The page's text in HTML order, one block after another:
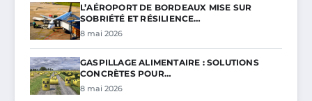
L’AÉROPORT DE BORDEAUX MISE SUR
SOBRIÉTÉ ET RÉSILIENCE…
8 mai 2026
GASPILLAGE ALIMENTAIRE : SOLUTIONS
CONCRÈTES POUR…
8 mai 2026